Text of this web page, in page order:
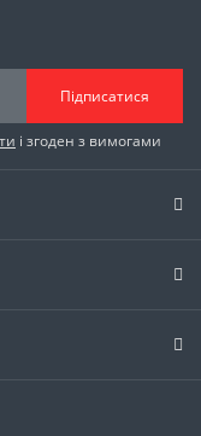
Підписатися
і згоден з вимогами